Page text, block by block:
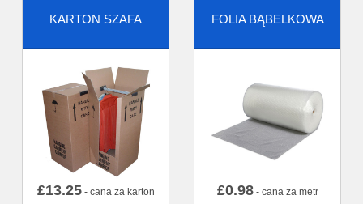
KARTON SZAFA
£13.25- cana za karton
FOLIA BĄBELKOWA
£0.98- cana za metr